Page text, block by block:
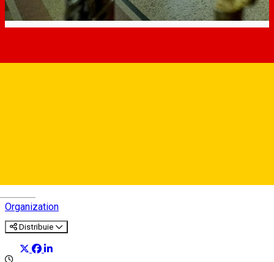
Organization
Distribuie